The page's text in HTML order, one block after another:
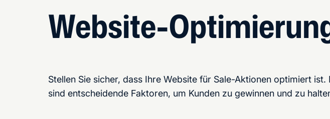
Website-
Stellen Sie sicher, dass Ihre Website für Sale-Aktionen optimiert
sind entscheidende Faktoren, um Kunden zu gewinnen und zu